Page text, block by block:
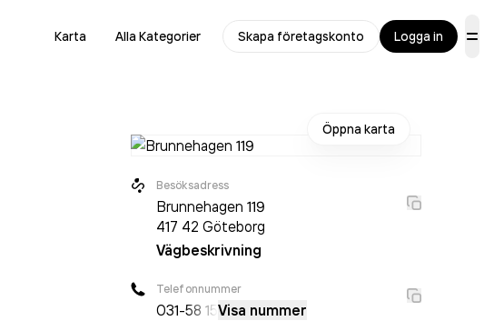
Karta Alla Kategorier Skapa företagskonto Logga in
Öppna karta
Besöksadress
Brunnehagen 119
417 42 Göteborg
Vägbeskrivning
Telefonnummer
031-58 15Visa nummer